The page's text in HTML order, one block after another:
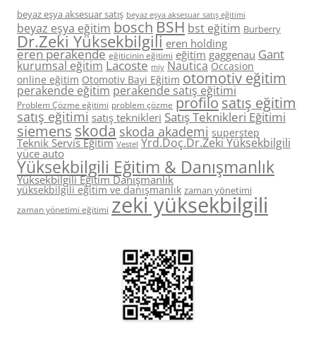
beyaz eşya aksesuar satış beyaz eşya aksesuar satış eğitimi
beyaz eşya eğitim boschBSH bst eğitim Burberry
Dr.Zeki Yüksekbilgili eren holding
eren perakende eğiticinin eğitimi eğitim gaggenau Gant
kurumsal eğitim Lacoste miy Nautica Occasion
online eğitim Otomotiv Bayi Eğitim otomotiv eğitim
perakende eğitim perakende satış eğitimi
Problem Çözme eğitimi problem çözme profilo satış eğitim
satış eğitimi satış teknikleri Satış Teknikleri Eğitimi
siemens skoda skoda akademi superstep
Teknik Servis Eğitim Vestel Yrd.Doç.Dr.Zeki Yüksekbilgili
yüce auto
Yüksekbilgili Eğitim & Danışmanlık
Yüksekbilgili Eğitim Danışmanlık
yüksekbilgili eğitim ve danışmanlık zaman yönetimi
zaman yönetimi eğitimi zeki yüksekbilgili